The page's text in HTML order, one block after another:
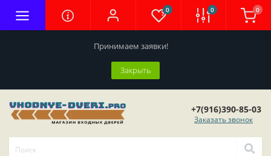
Принимаем заявки!
Закрыть
0 0 0
+7(916)390-85-03
Заказать звонок